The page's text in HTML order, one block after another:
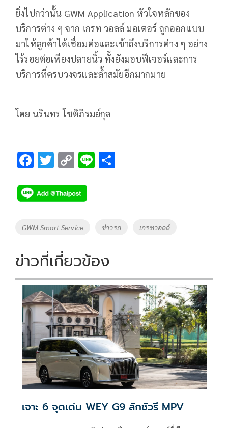
ยิ่งไปกว่านั้น GWM Application หัวใจหลักของ
บริการต่าง ๆ จาก เกรท วอลล์ มอเตอร์ ถูกออกแบบ
มาให้ลูกค้าได้เชื่อมต่อและเข้าถึงบริการต่าง ๆ อย่าง
ไร้รอยต่อเพียงปลายนิ้ว ทั้งยังมอบฟีเจอร์และการ
บริการที่ครบวงจรและล้ำสมัยอีกมากมาย
โดย นรินทร โชติภิรมย์กุล
F
e
b
o
k
T
tt
er
C
p
y
Li
k
Li
Tags
GWM Smart Service ข่าวรถ เกรทวอลล์
ข่าวที่เกี่ยวข้อง
เจาะ 6 จุดเด่น WEY G9 ลักชัวรี MPV